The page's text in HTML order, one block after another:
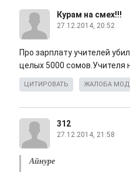
Курам на смех!!!
27.12.2014, 20:52
Про зарплату учителей
целых 5000 сомов.Учителя
ЦИТИРОВАТЬ ЖАЛОБА
312
27.12.2014, 21:58
Айнуре